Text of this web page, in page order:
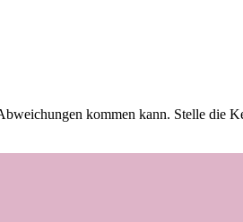
kommen kann. Stelle die